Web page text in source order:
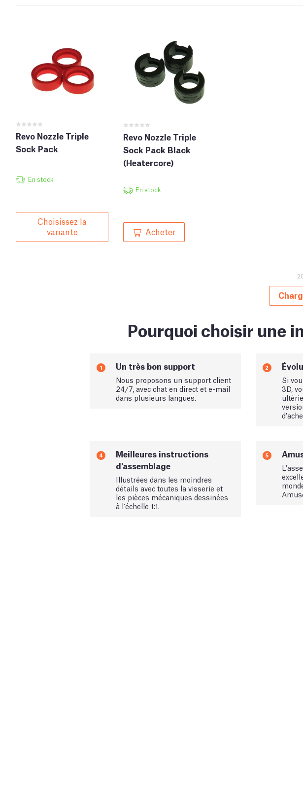
Revo Nozzle Triple
Sock Pack
En stock
Choisissez la
variante
Revo Nozzle Triple
Sock Pack Black
(Heatercore)
En stock
Acheter
Pourquoi choisir une
1 Un très bon support
Nous proposons un support client
24/7, avec chat en direct et e-mail
dans plusieurs langues.
2
Si
3D,
4
Meilleures instructions
d'assemblage
Illustrées dans les moindres
détails avec toutes la visserie et
les pièces mécaniques dessinées
à l'échelle 1:1.
5